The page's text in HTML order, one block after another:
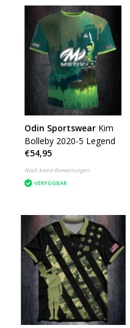
Odin Sportswear Kim
Bolleby 2020-5 Legend
€54,95
Noch keine Bewertungen
VERFÜGBAR